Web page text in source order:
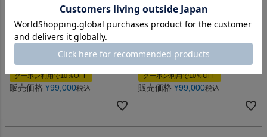
ーカー
LIUGOO 本革 ムートンパーカ
ー メンズ リューグー PRK07A
革ジャン レザージャケット 本
クーポン利用で10％OFF
販売価格 ¥99,000税込
リアルムートン使用のラグジュアリーパ
ーカー
LIUGOO 本革 ムートンパーカ
ー メンズ リューグー PRK07A
革ジャン レザージャケット 本
革ジャケット
クーポン利用で10％OFF
販売価格 ¥99,000税込